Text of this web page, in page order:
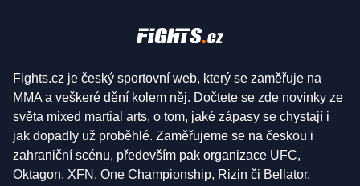
Fights.cz je český sportovní web, který se zaměřuje na
MMA a veškeré dění kolem něj. Dočtete se zde novinky ze
světa mixed martial arts, o tom, jaké zápasy se chystají i
jak dopadly už proběhlé. Zaměřujeme se na českou i
zahraniční scénu, především pak organizace UFC,
Oktagon, XFN, One Championship, Rizin či Bellator.